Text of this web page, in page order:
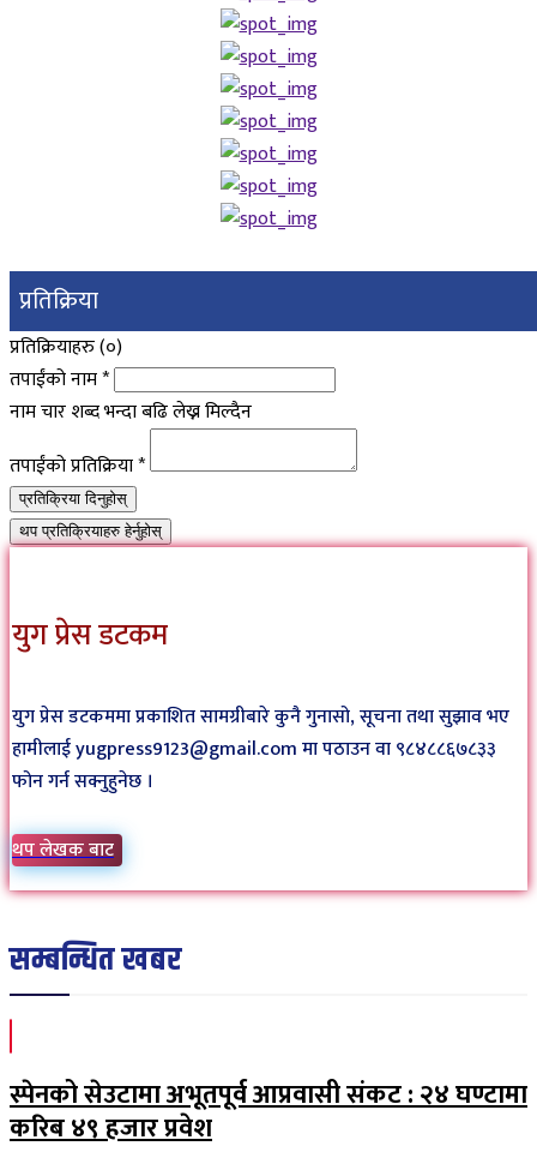
प्रतिक्रिया
प्रतिक्रियाहरु (०)
तपाईंको नाम*
नाम चार शब्द भन्दा बढि लेख्न मिल्दैन
तपाईंको प्रतिक्रिया*
प्रतिक्रिया दिनुहोस्
थप प्रतिक्रियाहरु हेर्नुहोस्
युग प्रेस डटकम
युग प्रेस डटकममा प्रकाशित सामग्रीबारे कुनै गुनासो, सूचना तथा सुझाव भए
हामीलाई yugpress9123@gmail.com मा पठाउन वा ९८४८८६७८३३
फोन गर्न सक्नुहुनेछ ।
थप लेखक बाट
सम्बन्धित खबर
स्पेनको सेउटामा अभूतपूर्व आप्रवासी संकट : २४ घण्टामा
करिब ४९ हजार प्रवेश